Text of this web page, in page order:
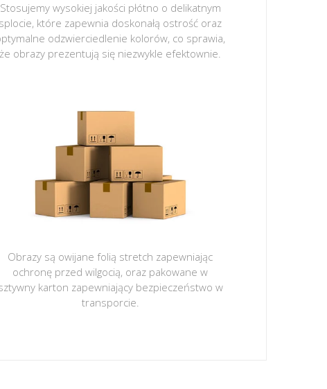
Stosujemy wysokiej jakości płótno o delikatnym
splocie, które zapewnia doskonałą ostrość oraz
odzwierciedlenie kolorów, co sprawia,
że obrazy prezentują się niezwykle efektownie.
Obrazy są owijane folią stretch zapewniając
ochronę przed wilgocią, oraz pakowane w
karton zapewniający bezpieczeństwo w
transporcie.